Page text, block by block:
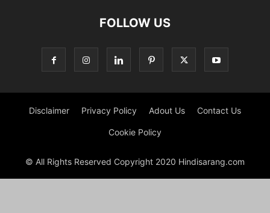
FOLLOW US
Disclaimer Privacy Policy Adout Us Contact Us
Cookie Policy
© All Rights Reserved Copyright 2020 Hindisarang.com